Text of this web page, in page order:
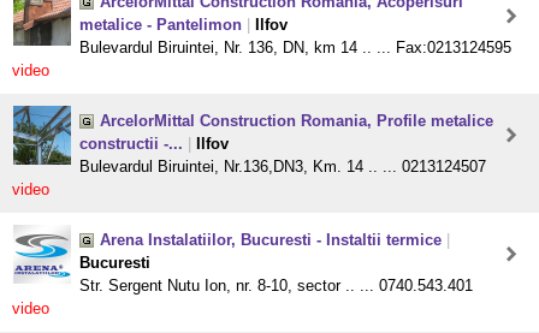
metalice - Pantelimon
Ilfov
Bulevardul Biruintei, Nr. 136, DN, km 14 .. ... Fax:0213124595
video
ArcelorMittal Construction Romania, Profile metalice
constructii -...
Ilfov
Bulevardul Biruintei, Nr.136,DN3, Km. 14 .. ... 0213124507
video
Arena Instalatiilor, Bucuresti - Instaltii termice
Bucuresti
Str. Sergent Nutu Ion, nr. 8-10, sector .. ... 0740.543.401
video